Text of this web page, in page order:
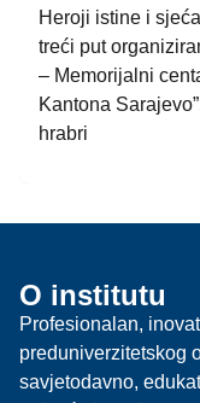
Heroji istine i
treći put
– Memorijalni
Kantona
hrabri
O institutu
Profesionalan,
preduniverzitetskog
savjetodavno,